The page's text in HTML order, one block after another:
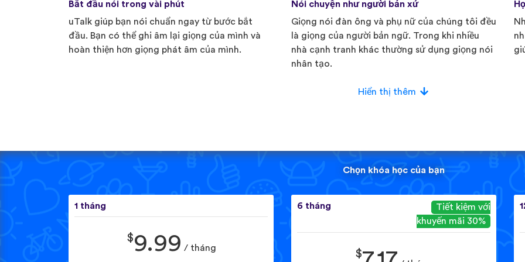
Bắt đầu nói trong vài phút
uTalk giúp bạn nói chuẩn ngay từ bước bắt
đầu. Bạn có thể ghi âm lại giọng của mình và
hoàn thiện hơn giọng phát âm của mình.
Nói chuyện như người bản xứ
Giọng nói đàn ông và phụ nữ của chúng tôi đều
là giọng của người bản ngữ. Trong khi nhiều
nhà cạnh tranh khác thường sử dụng giọng nói
nhân tạo.
Hiển thị thêm
Chọn khóa học của bạn
1 tháng
$9.99 / tháng
6 tháng
Tiết kiệm với
khuyến mãi 30%
$